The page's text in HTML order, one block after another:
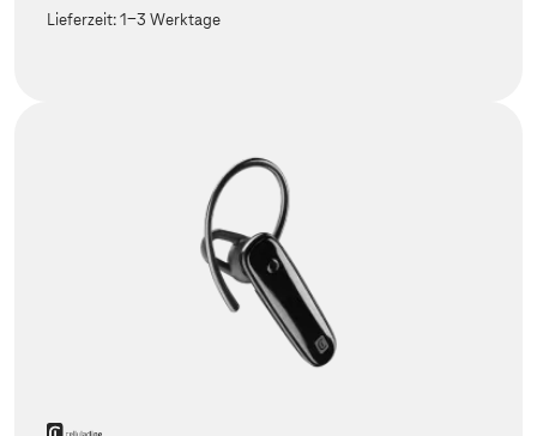
Lieferzeit:1-3 Werktage